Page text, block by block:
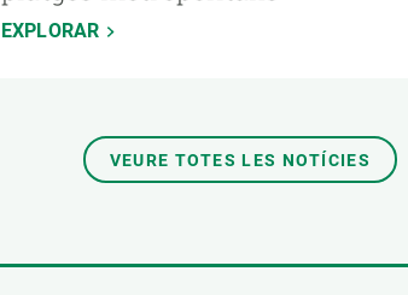
EXPLORAR
VEURE TOTES LES NOTÍCIES